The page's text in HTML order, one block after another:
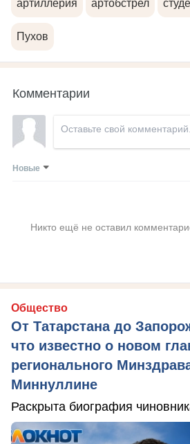
артиллерия артобстрел
Пухов
Комментарии
Новые
Никто ещё не оставил
Общество
От Татарстана до
что известно о новом
регионального
Миннуллине
Раскрыта биография